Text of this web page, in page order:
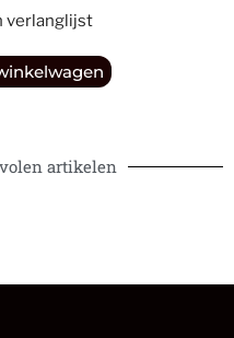
verlanglijst
artikelen